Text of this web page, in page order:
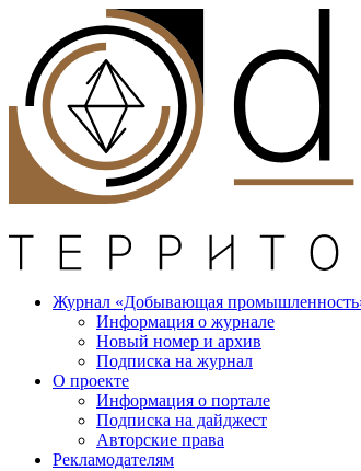
Журнал «Добывающая
Информация о журнале
Новый номер и архив
Подписка на журнал
О проекте
Информация о портале
Подписка на дайджест
Авторские права
Рекламодателям